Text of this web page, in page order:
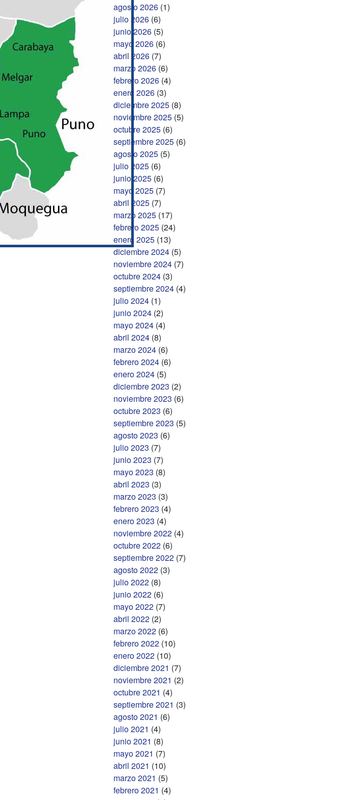
agosto 2026 (1)
julio 2026 (6)
junio 2026 (5)
mayo 2026 (6)
abril 2026 (7)
marzo 2026 (6)
febrero 2026 (4)
enero 2026 (3)
diciembre 2025 (8)
noviembre 2025 (5)
octubre 2025 (6)
septiembre 2025 (6)
agosto 2025 (5)
julio 2025 (6)
junio 2025 (6)
mayo 2025 (7)
abril 2025 (7)
marzo 2025 (17)
febrero 2025 (24)
enero 2025 (13)
diciembre 2024 (5)
noviembre 2024 (7)
octubre 2024 (3)
septiembre 2024 (4)
julio 2024 (1)
junio 2024 (2)
mayo 2024 (4)
abril 2024 (8)
marzo 2024 (6)
febrero 2024 (6)
enero 2024 (5)
diciembre 2023 (2)
noviembre 2023 (6)
octubre 2023 (6)
septiembre 2023 (5)
agosto 2023 (6)
julio 2023 (7)
junio 2023 (7)
mayo 2023 (8)
abril 2023 (3)
marzo 2023 (3)
febrero 2023 (4)
enero 2023 (4)
noviembre 2022 (4)
octubre 2022 (6)
septiembre 2022 (7)
agosto 2022 (3)
julio 2022 (8)
junio 2022 (6)
mayo 2022 (7)
abril 2022 (2)
marzo 2022 (6)
febrero 2022 (10)
enero 2022 (10)
diciembre 2021 (7)
noviembre 2021 (2)
octubre 2021 (4)
septiembre 2021 (3)
agosto 2021 (6)
julio 2021 (4)
junio 2021 (8)
mayo 2021 (7)
abril 2021 (10)
marzo 2021 (5)
febrero 2021 (4)